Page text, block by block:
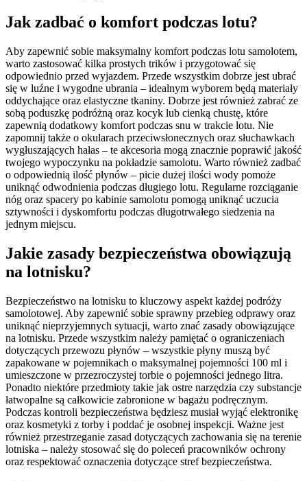
Jak zadbać o komfort podczas lotu?
Aby zapewnić sobie maksymalny komfort podczas lotu samolotem,
warto zastosować kilka prostych trików i przygotować się
odpowiednio przed wyjazdem. Przede wszystkim dobrze jest ubrać
się w luźne i wygodne ubrania – idealnym wyborem będą materiały
oddychające oraz elastyczne tkaniny. Dobrze jest również zabrać ze
sobą poduszkę podróżną oraz kocyk lub cienką chustę, które
zapewnią dodatkowy komfort podczas snu w trakcie lotu. Nie
zapomnij także o okularach przeciwsłonecznych oraz słuchawkach
wygłuszających hałas – te akcesoria mogą znacznie poprawić jakość
twojego wypoczynku na pokładzie samolotu. Warto również zadbać
o odpowiednią ilość płynów – picie dużej ilości wody pomoże
uniknąć odwodnienia podczas długiego lotu. Regularne rozciąganie
nóg oraz spacery po kabinie samolotu pomogą uniknąć uczucia
sztywności i dyskomfortu podczas długotrwałego siedzenia na
jednym miejscu.
Jakie zasady bezpieczeństwa obowiązują
na lotnisku?
Bezpieczeństwo na lotnisku to kluczowy aspekt każdej podróży
samolotowej. Aby zapewnić sobie sprawny przebieg odprawy oraz
uniknąć nieprzyjemnych sytuacji, warto znać zasady obowiązujące
na lotnisku. Przede wszystkim należy pamiętać o ograniczeniach
dotyczących przewozu płynów – wszystkie płyny muszą być
zapakowane w pojemnikach o maksymalnej pojemności 100 ml i
umieszczone w przezroczystej torbie o pojemności jednego litra.
Ponadto niektóre przedmioty takie jak ostre narzędzia czy substancje
łatwopalne są całkowicie zabronione w bagażu podręcznym.
Podczas kontroli bezpieczeństwa będziesz musiał wyjąć elektronikę
oraz kosmetyki z torby i poddać je osobnej inspekcji. Ważne jest
również przestrzeganie zasad dotyczących zachowania się na terenie
lotniska – należy stosować się do poleceń pracowników ochrony
oraz respektować oznaczenia dotyczące stref bezpieczeństwa.